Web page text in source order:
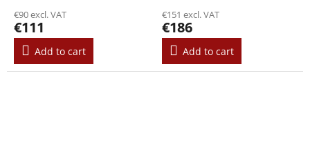
€90 excl. VAT
€111
Add to cart
€151 excl. VAT
€186
Add to cart